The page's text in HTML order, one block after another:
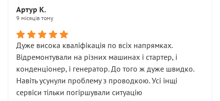
Артур К.
9 місяців тому
Дуже висока кваліфікація по всіх напрямках.
Відремонтували на різних машинах і стартер, і
конденціонер, і генератор. До того ж дуже швидко.
Навіть усунули проблему з проводкою. Усі інщі
сервіси тільки погіршували ситуацію